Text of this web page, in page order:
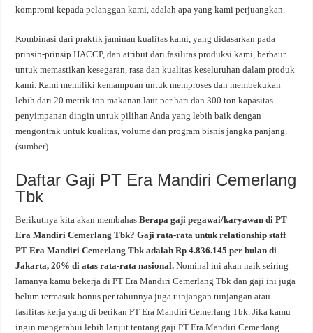
kompromi kepada pelanggan kami, adalah apa yang kami perjuangkan.
Kombinasi dari praktik jaminan kualitas kami, yang didasarkan pada
prinsip-prinsip HACCP, dan atribut dari fasilitas produksi kami, berbaur
untuk memastikan kesegaran, rasa dan kualitas keseluruhan dalam produk
kami. Kami memiliki kemampuan untuk memproses dan membekukan
lebih dari 20 metrik ton makanan laut per hari dan 300 ton kapasitas
penyimpanan dingin untuk pilihan Anda yang lebih baik dengan
mengontrak untuk kualitas, volume dan program bisnis jangka panjang.
(sumber)
Daftar Gaji PT Era Mandiri Cemerlang
Tbk
Berikutnya kita akan membahasBerapa gaji pegawai/karyawan di PT
Era Mandiri Cemerlang Tbk? Gaji rata-rata untuk relationship staff
PT Era Mandiri Cemerlang Tbk adalah Rp 4.836.145 per bulan di
Jakarta, 26% di atas rata-rata nasional.Nominal ini akan naik seiring
lamanya kamu bekerja di PT Era Mandiri Cemerlang Tbk dan gaji ini juga
belum termasuk bonus per tahunnya juga tunjangan tunjangan atau
fasilitas kerja yang di berikan PT Era Mandiri Cemerlang Tbk. Jika kamu
ingin mengetahui lebih lanjut tentang gaji PT Era Mandiri Cemerlang